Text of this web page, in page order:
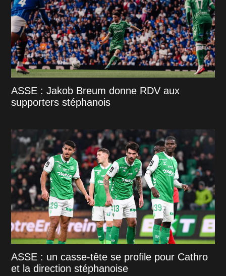
ASSE : Jakob Breum donne RDV aux
supporters stéphanois
ASSE : un casse-tête se profile pour Cathro
et la direction stéphanoise